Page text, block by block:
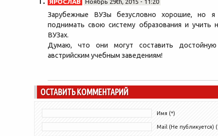
Зарубежные ВУЗы безусловно хорошие, но
поднимать свою систему образования и учить
ВУЗах.
Думаю, что они могут составить
австрийским учебным заведениям!
ОСТАВИТЬ КОММЕНТАРИЙ
Имя (*)
Mail (Не публикуется)